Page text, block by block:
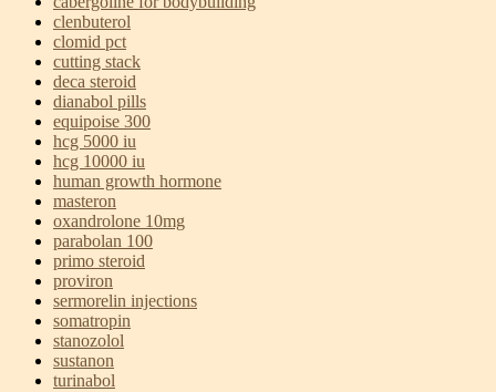
clenbuterol
clomid pct
cutting stack
deca steroid
dianabol pills
equipoise 300
hcg 5000 iu
hcg 10000 iu
human growth hormone
masteron
oxandrolone 10mg
parabolan 100
primo steroid
proviron
sermorelin injections
somatropin
stanozolol
sustanon
turinabol